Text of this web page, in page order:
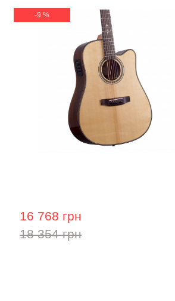
-9 %
16 768 грн
18 354 грн